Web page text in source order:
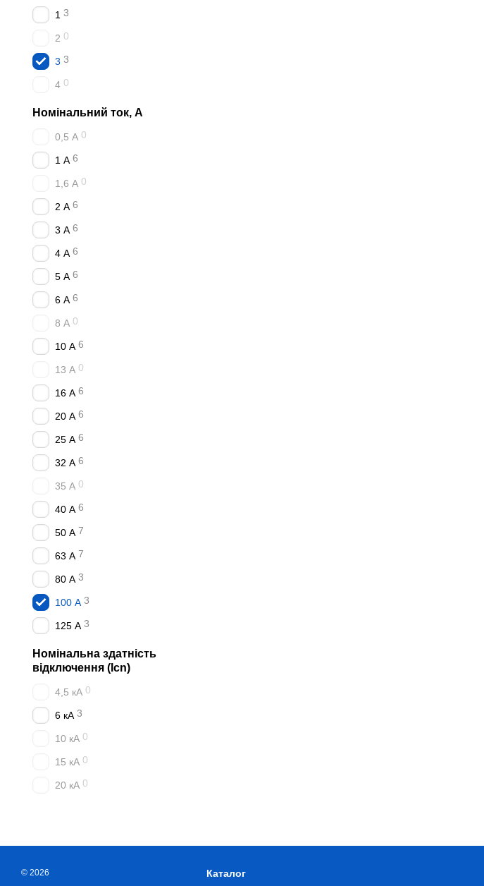
1 3
2 0
3 3
4 0
Номінальний ток, А
0,5 А 0
1 А 6
1,6 А 0
2 А 6
3 А 6
4 А 6
5 А 6
6 А 6
8 А 0
10 А 6
13 А 0
16 А 6
20 А 6
25 А 6
32 А 6
35 А 0
40 А 6
50 А 7
63 А 7
80 А 3
100 А 3
125 А 3
Номінальна здатність
відключення (Icn)
4,5 кА 0
6 кА 3
10 кА 0
15 кА 0
20 кА 0
© 2026 Каталог